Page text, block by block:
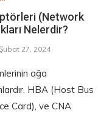
(Network
Nelerdir?
27, 2024
ağa
HBA (Host Bus
Card), ve CNA